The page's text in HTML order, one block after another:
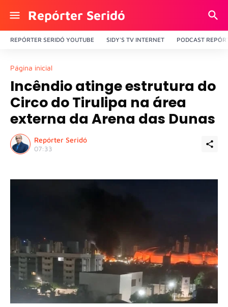
Repórter Seridó
REPÓRTER SERIDÓ YOUTUBE SIDY'S TV INTERNET PODCAST
Página inicial
Incêndio atinge estrutura do
Circo do Tirulipa na área
externa da Arena das Dunas
Repórter Seridó
07:33